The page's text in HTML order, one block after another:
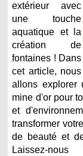
extérieur avec
une touche
aquatique et la
création de
fontaines ! Dans
cet article, nous
allons explorer
mine d'or pour
et
transformer
de beauté et
Laissez-